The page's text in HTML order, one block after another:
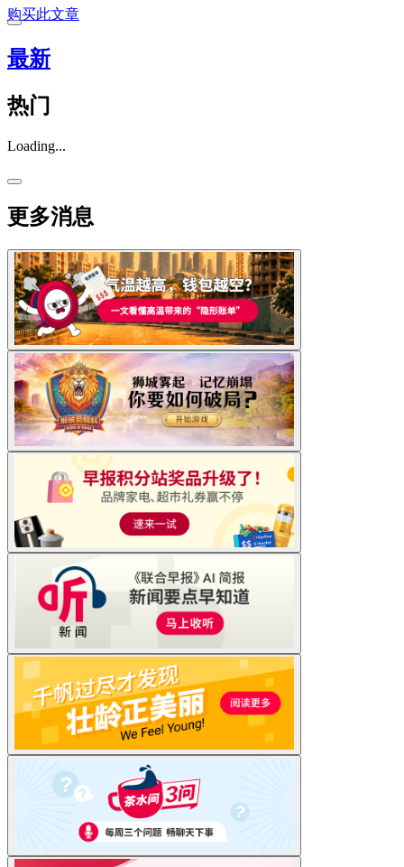
购买此文章
最新
热门
Loading...
更多消息